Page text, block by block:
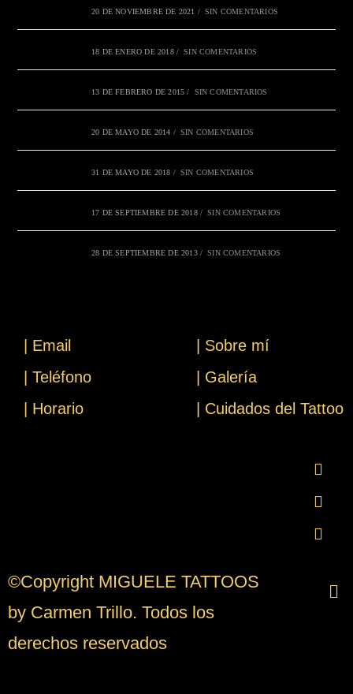
20 DE NOVIEMBRE DE 2021 / SIN COMENTARIOS
18 DE ENERO DE 2018 / SIN COMENTARIOS
13 DE FEBRERO DE 2015 / SIN COMENTARIOS
20 DE MAYO DE 2014 / SIN COMENTARIOS
31 DE MAYO DE 2018 / SIN COMENTARIOS
17 DE SEPTIEMBRE DE 2018 / SIN COMENTARIOS
28 DE SEPTIEMBRE DE 2013 / SIN COMENTARIOS
| Email
| Sobre mí
| Teléfono
| Horario
| Galería
| Cuidados del Tattoo
©Copyright MIGUELE TATTOOS
by Carmen Trillo. Todos los
derechos reservados